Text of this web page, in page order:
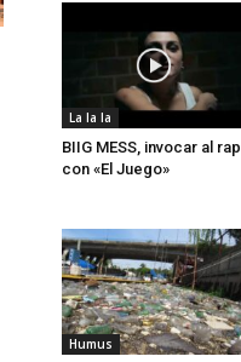
La la la
BIIG MESS, invocar al rap
con «El Juego»
Humus